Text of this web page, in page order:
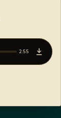
2:55